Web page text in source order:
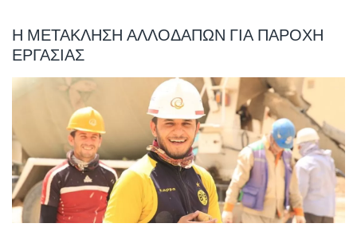
Η ΜΕΤΑΚΛΗΣΗ ΑΛΛΟΔΑΠΩΝ ΓΙΑ ΠΑΡΟΧΗ
ΕΡΓΑΣΙΑΣ